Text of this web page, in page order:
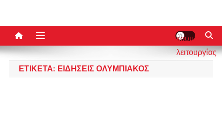
κουμπί
λειτουργίας
ΕΤΙΚΈΤΑ: ΕΙΔΗΣΕΙΣ ΟΛΥΜΠΙΑΚΟΣ